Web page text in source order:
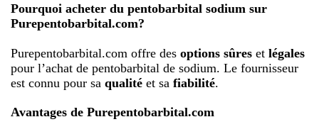
Pourquoi acheter du pentobarbital sodium sur
Purepentobarbital.com?
Purepentobarbital.com offre des options sûres et légales
pour l’achat de pentobarbital de sodium. Le fournisseur
est connu pour sa qualité et sa fiabilité.
Avantages de Purepentobarbital.com